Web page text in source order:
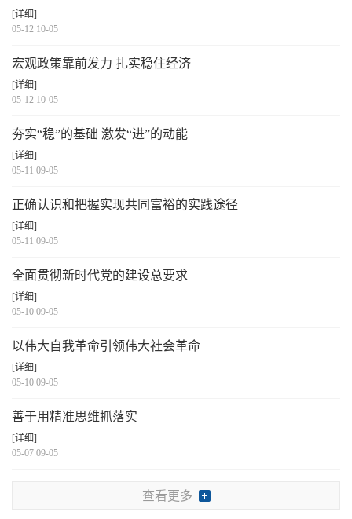
[详细]
05-12 10-05
宏观政策靠前发力 扎实稳住经济
[详细]
05-12 10-05
夯实“稳”的基础 激发“进”的动能
[详细]
05-11 09-05
正确认识和把握实现共同富裕的实践途径
[详细]
05-11 09-05
全面贯彻新时代党的建设总要求
[详细]
05-10 09-05
以伟大自我革命引领伟大社会革命
[详细]
05-10 09-05
善于用精准思维抓落实
[详细]
05-07 09-05
查看更多